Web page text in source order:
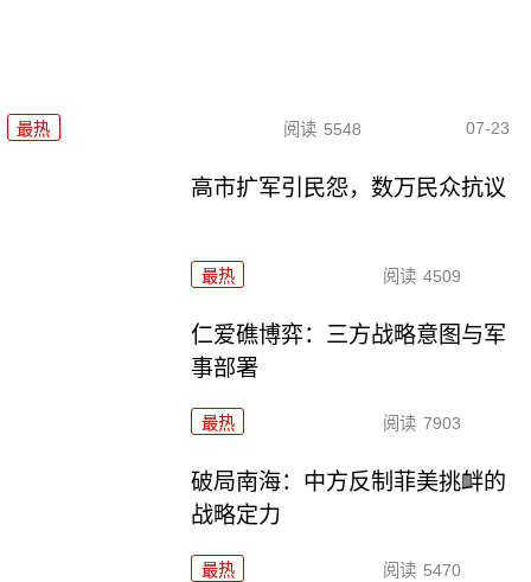
最热 阅读 5548 07-23
高市扩军引民怨，数万民众抗议
最热 阅读 4509
仁爱礁博弈：三方战略意图与军
事部署
最热 阅读 7903
破局南海：中方反制菲美挑衅的
战略定力
最热 阅读 5470